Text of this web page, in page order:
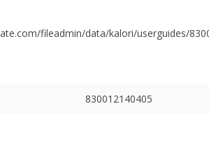
fileadmin/data/kalori/userguides/
830012140405